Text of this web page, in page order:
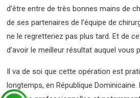
d’être entre de très bonnes mains de
de ses partenaires de l’équipe de
ne le regretteriez pas plus tard. Et de
d’avoir le meilleur résultat auquel vous
Il va de soi que cette opération est
longtemps, en République